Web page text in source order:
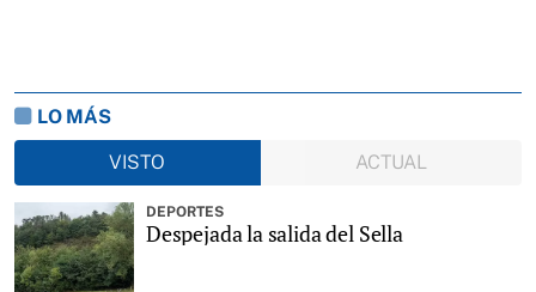
LO MÁS
VISTO
ACTUAL
DEPORTES
Despejada la salida del Sella